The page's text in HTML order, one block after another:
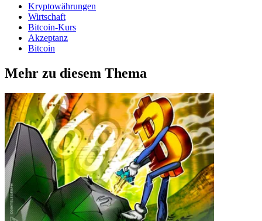
Kryptowährungen
Wirtschaft
Bitcoin-Kurs
Akzeptanz
Bitcoin
Mehr zu diesem Thema